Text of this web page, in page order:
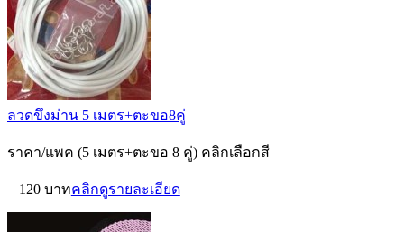
ลวดขึงม่าน 5 เมตร+ตะขอ8คู่
ราคา/แพค (5 เมตร+ตะขอ 8 คู่) คลิกเลือกสี
120 บาทคลิกดูรายละเอียด